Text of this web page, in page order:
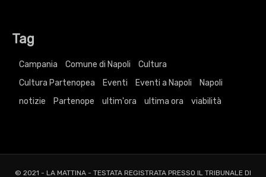
Tag
Campania Comune di Napoli
Cultura
Cultura Partenopea
Eventi Eventi a Napoli
Napoli
notizie
Partenope ultim'ora ultima ora viabilità
© 2021 - LA MATTINA - TESTATA REGISTRATA PRESSO IL TRIBUNALE DI